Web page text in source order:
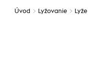
Úvod Lyžovanie Lyže